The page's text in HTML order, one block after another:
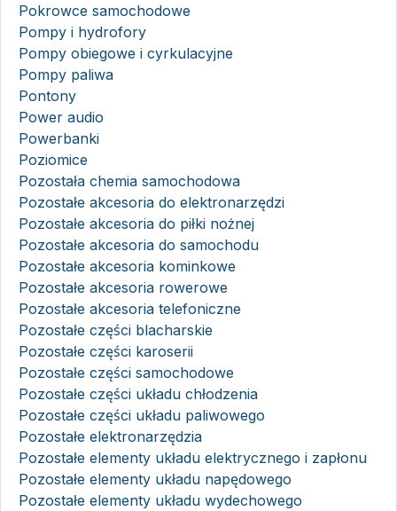
Pokrowce samochodowe
Pompy i hydrofory
Pompy obiegowe i cyrkulacyjne
Pompy paliwa
Pontony
Power audio
Powerbanki
Poziomice
Pozostała chemia samochodowa
Pozostałe akcesoria do elektronarzędzi
Pozostałe akcesoria do piłki nożnej
Pozostałe akcesoria do samochodu
Pozostałe akcesoria kominkowe
Pozostałe akcesoria rowerowe
Pozostałe akcesoria telefoniczne
Pozostałe części blacharskie
Pozostałe części karoserii
Pozostałe części samochodowe
Pozostałe części układu chłodzenia
Pozostałe części układu paliwowego
Pozostałe elektronarzędzia
Pozostałe elementy układu elektrycznego i zapłonu
Pozostałe elementy układu napędowego
Pozostałe elementy układu wydechowego